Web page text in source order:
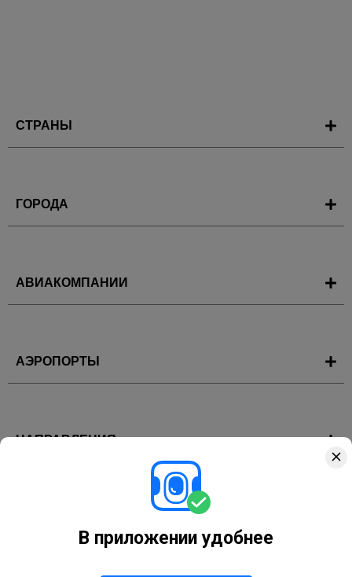
В приложении удобнее
СТРАНЫ
ГОРОДА
АВИАКОМПАНИИ
АЭРОПОРТЫ
НАПРАВЛЕНИЯ